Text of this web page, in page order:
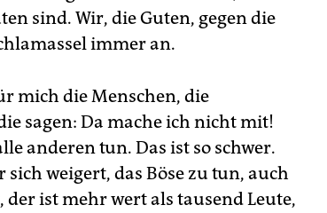
sind. Wir, die Guten, gegen die
immer an.
mich die Menschen, die
sagen: Da mache ich nicht mit!
anderen tun. Das ist so schwer.
weigert, das Böse zu tun, auch
der ist mehr wert als tausend Leute,